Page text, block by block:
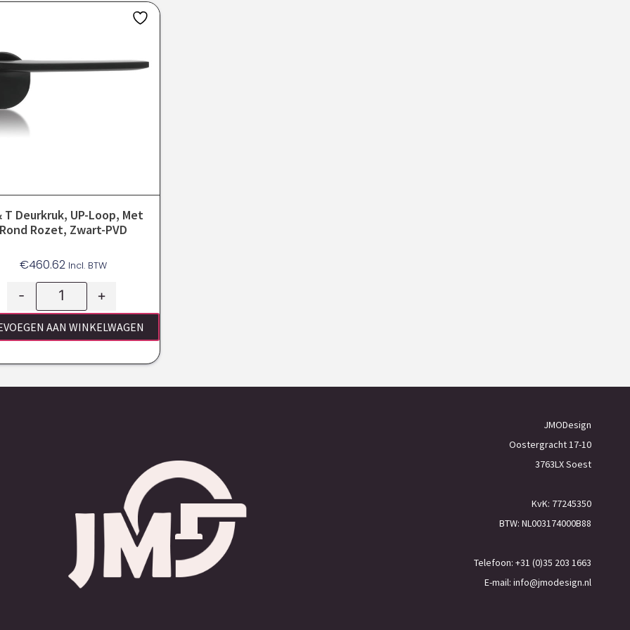
T Deurkruk, UP-Loop, Met
Rozet, Zwart-PVD
€460.62 Incl. BTW
- +
AAN WINKELWAGEN
JMODesign
Oostergracht 17-10
3763LX Soest
KvK: 77245350
BTW: NL003174000B88
Telefoon: +31 (0)35 203 1663
E-mail: info@jmodesign.nl